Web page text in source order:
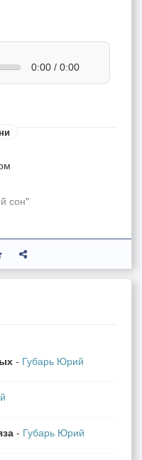
0:00 / 0:00
сон"
- Губарь Юрий
- Губарь Юрий